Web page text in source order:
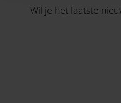
Wil je het laatste